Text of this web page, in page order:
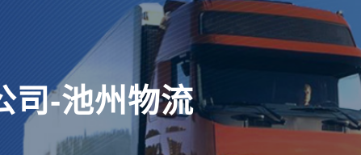
司-池州物流